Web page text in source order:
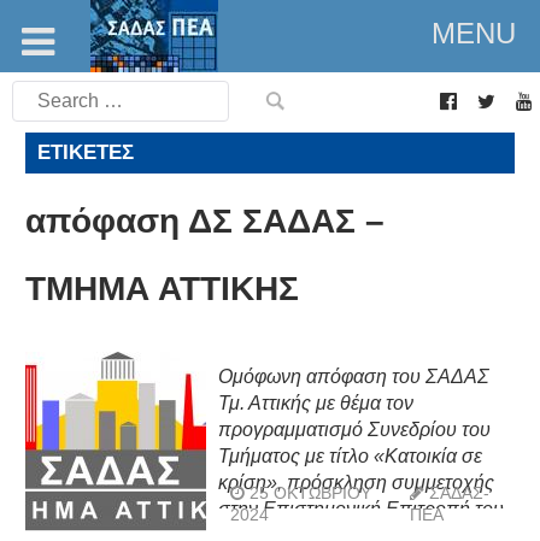
MENU
Search
for:
ΕΤΙΚΈΤΕΣ
απόφαση ΔΣ ΣΑΔΑΣ –
ΤΜΗΜΑ ΑΤΤΙΚΗΣ
Ομόφωνη απόφαση του ΣΑΔΑΣ
Τμ. Αττικής με θέμα τον
προγραμματισμό Συνεδρίου του
Τμήματος με τίτλο «Κατοικία σε
κρίση», πρόσκληση συμμετοχής
στην Επιστημονική Επιτροπή του
25 ΟΚΤΩΒΡΊΟΥ
2024
ΣΑΔΑΣ-
ΠΕΑ